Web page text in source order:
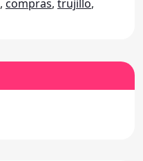
, compras, trujillo,